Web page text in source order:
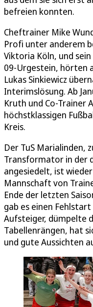
befreien konnten.
Cheftrainer Mike
Profi unter anderem
Viktoria Köln, und
09-Urgestein, hörten
Lukas Sinkiewicz
Interimslösung. Ab
Kruth und Co-Trainer
höchstklassigen
Kreis.
Der TuS Marialinden,
Transformator in der
angesiedelt, ist
Mannschaft von
Ende der letzten
gab es einen
Aufsteiger, dümpelte
Tabellenrängen, hat
und gute Aussichten